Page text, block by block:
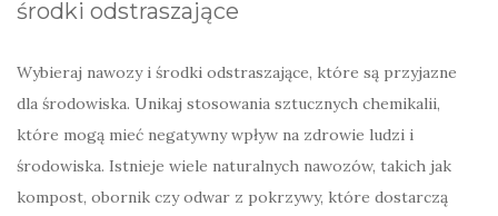
środki odstraszające
Wybieraj nawozy i środki odstraszające, które są przyjazne
dla środowiska. Unikaj stosowania sztucznych chemikalii,
które mogą mieć negatywny wpływ na zdrowie ludzi i
środowiska. Istnieje wiele naturalnych nawozów, takich jak
kompost, obornik czy odwar z pokrzywy, które dostarczą